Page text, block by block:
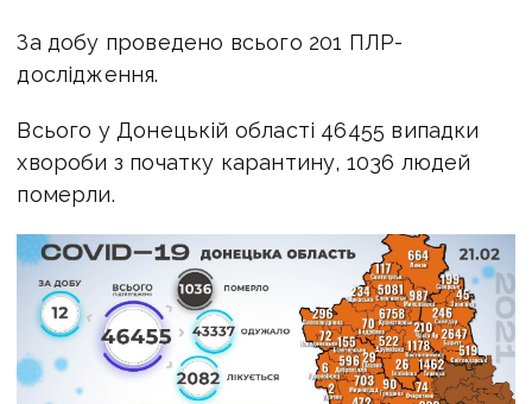
За добу проведено всього 201 ПЛР-
дослідження.
Всього у Донецькій області 46455 випадки
хвороби з початку карантину, 1036 людей
померли.